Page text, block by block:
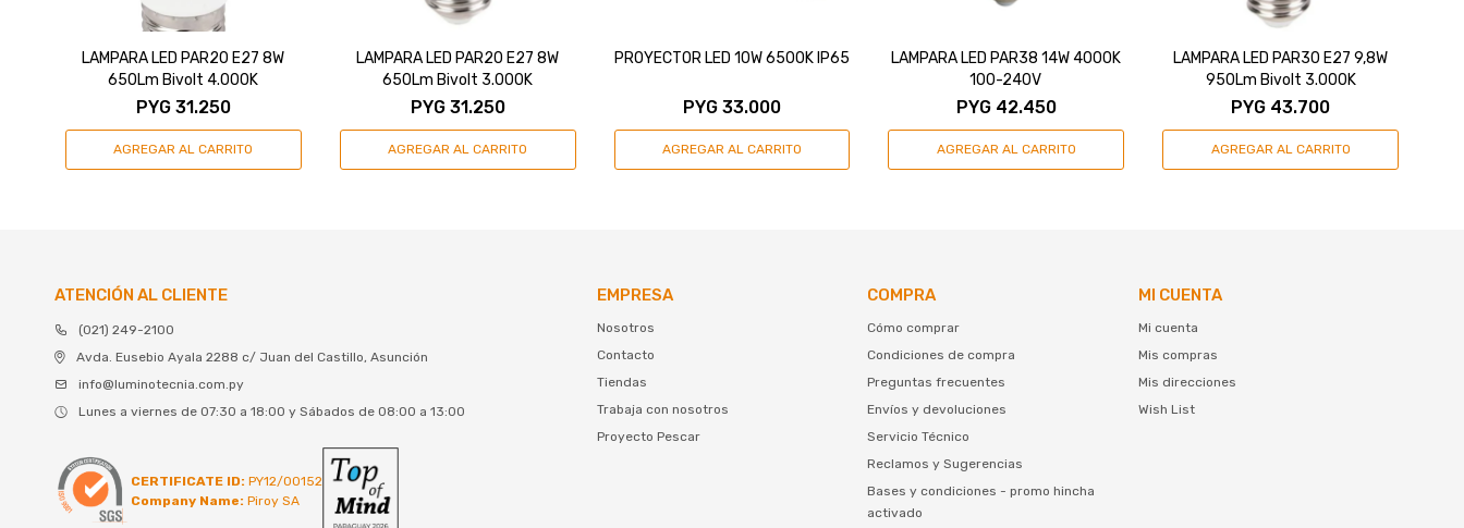
LAMPARA LED PAR20 E27 8W
650Lm Bivolt 4.000K
PYG 31.250
LAMPARA LED PAR20 E27 8W
650Lm Bivolt 3.000K
PYG 31.250
PROYECTOR LED 10W 6500K IP65
PYG 33.000
LAMPARA LED PAR38 14W 4000K
100-240V
PYG 42.450
LAMPARA LED PAR30 E27 9,8W
950Lm Bivolt 3.000K
PYG 43.700
ATENCIÓN AL CLIENTE
(021) 249-2100
Avda. Eusebio Ayala 2288 c/ Juan del Castillo, Asunción
info@luminotecnia.com.py
Lunes a viernes de 07:30 a 18:00 y Sábados de 08:00 a 13:00
CERTIFICATE ID: PY12/00152
Company Name: Piroy SA
EMPRESA
Nosotros
Contacto
Tiendas
Trabaja con nosotros
Proyecto Pescar
COMPRA
Cómo comprar
Condiciones de compra
Preguntas frecuentes
Envíos y devoluciones
Servicio Técnico
Reclamos y Sugerencias
Bases y condiciones - promo hincha
activado
MI CUENTA
Mi cuenta
Mis compras
Mis direcciones
Wish List